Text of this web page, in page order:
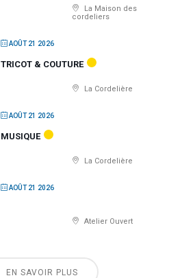
La Maison des
cordeliers
AOÛT 21 2026
TRICOT & COUTURE
La Cordelière
AOÛT 21 2026
MUSIQUE
La Cordelière
AOÛT 21 2026
Atelier Ouvert
EN SAVOIR PLUS